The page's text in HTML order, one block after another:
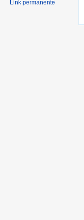
Link permanente